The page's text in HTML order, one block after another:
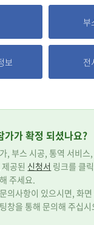
부
보 전
가가 확정 되셨나요?
, 부스 시공, 통역 서비스
공된 신청서 링크를 클
주세요.
의사항이 있으시면, 화
창을 통해 문의해 주십시